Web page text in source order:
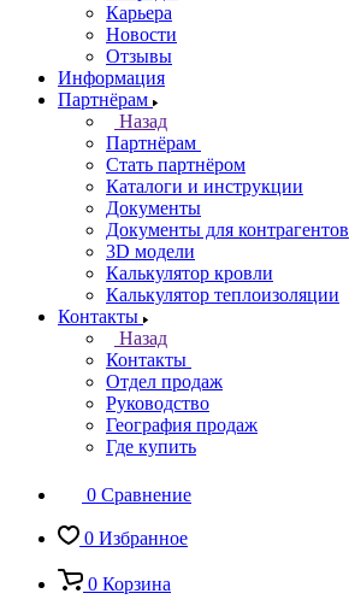
Карьера
Новости
Отзывы
Информация
Партнёрам
Назад
Партнёрам
Стать партнёром
Каталоги и инструкции
Документы
Документы для контрагентов
3D модели
Калькулятор кровли
Калькулятор теплоизоляции
Контакты
Назад
Контакты
Отдел продаж
Руководство
География продаж
Где купить
0 Сравнение
0 Избранное
0 Корзина